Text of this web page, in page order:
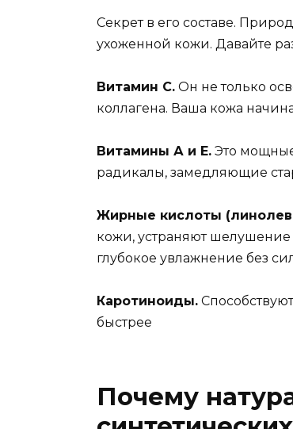
Секрет в его составе.
ухоженной кожи. Давайте
Витамин С. Он не только
коллагена. Ваша кожа
Витамины А и Е. Это
радикалы, замедляющие
Жирные кислоты
кожи, устраняют шелушение
глубокое увлажнение без
Каротиноиды.
быстрее
Почему